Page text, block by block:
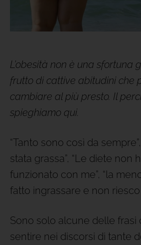
L’obesità non è una sfortuna
frutto di cattive abitudini che
cambiare al più presto. Il
spieghiamo qui.
“Tanto sono così da
stata grassa”, “Le diete non
funzionato con me”, “la
fatto ingrassare e non riesco
Sono solo alcune delle frasi
sentire nei discorsi di tante